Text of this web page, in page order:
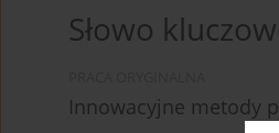
Słowo
Innowacyjne metody